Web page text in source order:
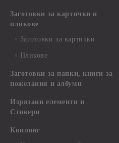
Заготовки за картички и
пликове
Заготовки за картички
Пликове
Заготовки за папки, книги за
пожелания и албуми
Изрязани елементи и
Стикери
Квилинг